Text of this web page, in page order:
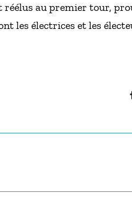
réélus au premier tour,
les électrices et les